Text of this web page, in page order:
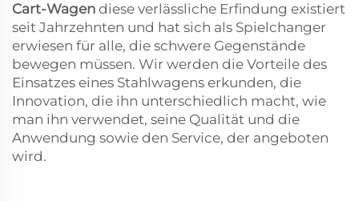
Cart-Wagen diese verlässliche Erfindung existiert
seit Jahrzehnten und hat sich als Spielchanger
erwiesen für alle, die schwere Gegenstände
bewegen müssen. Wir werden die Vorteile des
Einsatzes eines Stahlwagens erkunden, die
Innovation, die ihn unterschiedlich macht, wie
man ihn verwendet, seine Qualität und die
Anwendung sowie den Service, der angeboten
wird.